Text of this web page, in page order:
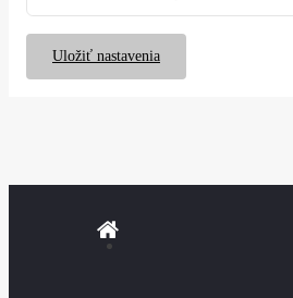
Uložiť nastavenia